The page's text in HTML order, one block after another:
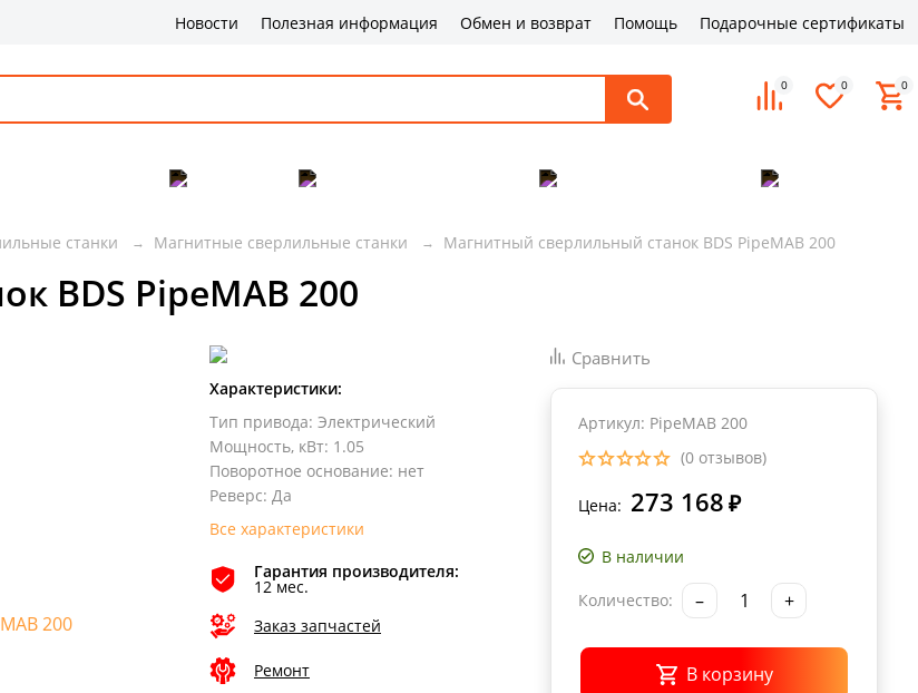
Новости Полезная информация Обмен и возврат Помощь Подарочные сертификаты
0 0 0
станки Магнитные сверлильные станки Магнитный сверлильный станок BDS PipeMAB 200
BDS PipeMAB 200
Характеристики:
Тип привода: Электрический
Мощность, кВт: 1.05
Поворотное основание: нет
Реверс: Да
Все характеристики
Гарантия производителя:
12 мес.
Заказ запчастей
Ремонт
Сравнить
Артикул: PipeMAB 200
(0 отзывов)
Цена: 273 168 ₽
В наличии
Количество: – +
В корзину